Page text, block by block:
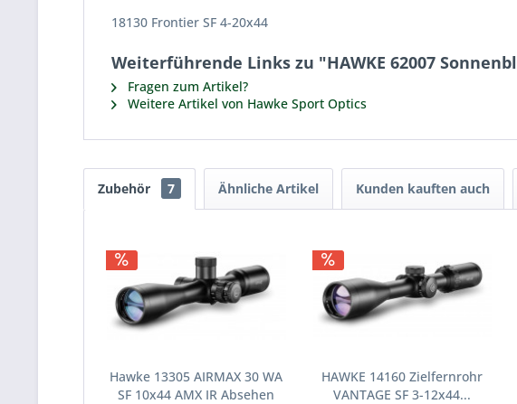
18130 Frontier SF 4-20x44
Weiterführende Links zu "HAWKE 62007
Fragen zum Artikel?
Weitere Artikel von Hawke Sport Optics
Zubehör 7 Ähnliche Artikel Kunden kauften auch
Hawke 13305 AIRMAX 30 WA
SF 10x44 AMX IR Absehen
HAWKE 14160 Zielfernrohr
VANTAGE SF 3-12x44...